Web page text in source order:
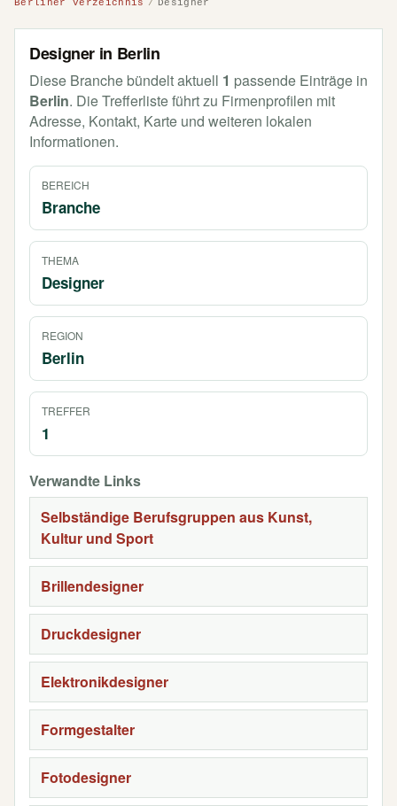
Berliner Verzeichnis Designer
Designer in Berlin
Diese Branche bündelt aktuell 1 passende Einträge in
Berlin. Die Trefferliste führt zu Firmenprofilen mit
Adresse, Kontakt, Karte und weiteren lokalen
Informationen.
BEREICH
Branche
THEMA
Designer
REGION
Berlin
TREFFER
1
Verwandte Links
Selbständige Berufsgruppen aus Kunst,
Kultur und Sport
Brillendesigner
Druckdesigner
Elektronikdesigner
Formgestalter
Fotodesigner